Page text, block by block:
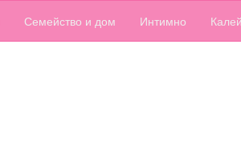
Семейство и дом Интимно